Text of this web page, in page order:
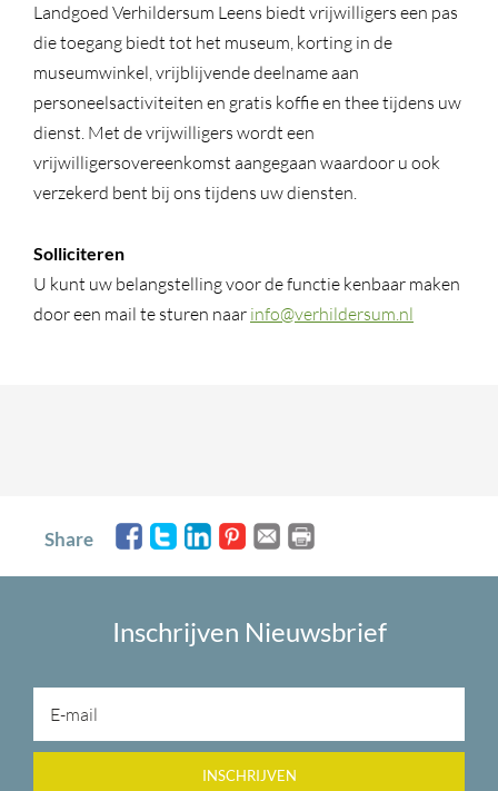
Landgoed Verhildersum Leens biedt vrijwilligers een pas
die toegang biedt tot het museum, korting in de
museumwinkel, vrijblijvende deelname aan
personeelsactiviteiten en gratis koffie en thee tijdens uw
dienst. Met de vrijwilligers wordt een
vrijwilligersovereenkomst aangegaan waardoor u ook
verzekerd bent bij ons tijdens uw diensten.
Solliciteren
U kunt uw belangstelling voor de functie kenbaar maken
door een mail te sturen naar info@verhildersum.nl
Share
Inschrijven Nieuwsbrief
INSCHRIJVEN